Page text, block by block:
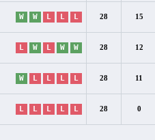
W W L L L 28 15
L W L W W 28 12
W L L L L 28 11
L L L L L 28 0